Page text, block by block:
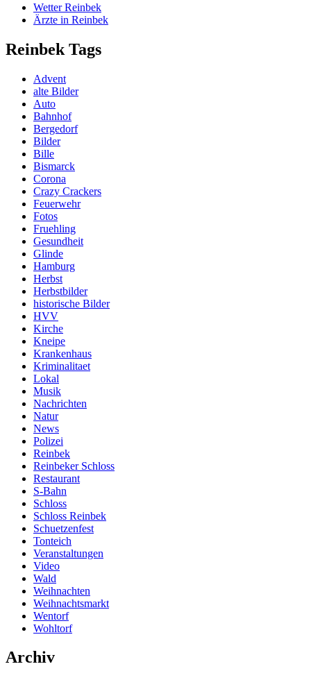
Wetter Reinbek
Ärzte in Reinbek
Reinbek Tags
Advent
alte Bilder
Auto
Bahnhof
Bergedorf
Bilder
Bille
Bismarck
Corona
Crazy Crackers
Feuerwehr
Fotos
Fruehling
Gesundheit
Glinde
Hamburg
Herbst
Herbstbilder
historische Bilder
HVV
Kirche
Kneipe
Krankenhaus
Kriminalitaet
Lokal
Musik
Nachrichten
Natur
News
Polizei
Reinbek
Reinbeker Schloss
Restaurant
S-Bahn
Schloss
Schloss Reinbek
Schuetzenfest
Tonteich
Veranstaltungen
Video
Wald
Weihnachten
Weihnachtsmarkt
Wentorf
Wohltorf
Archiv